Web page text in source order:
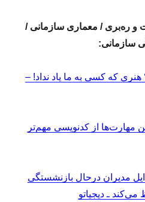
و ره‌بری / معماری سازمانی /
سازمانی:
که کسی به ما یاد نداد! –
از کدنویسی مهم‌تر
اپل مدیران درحال بازنشستگی
ـ دیجیاتو